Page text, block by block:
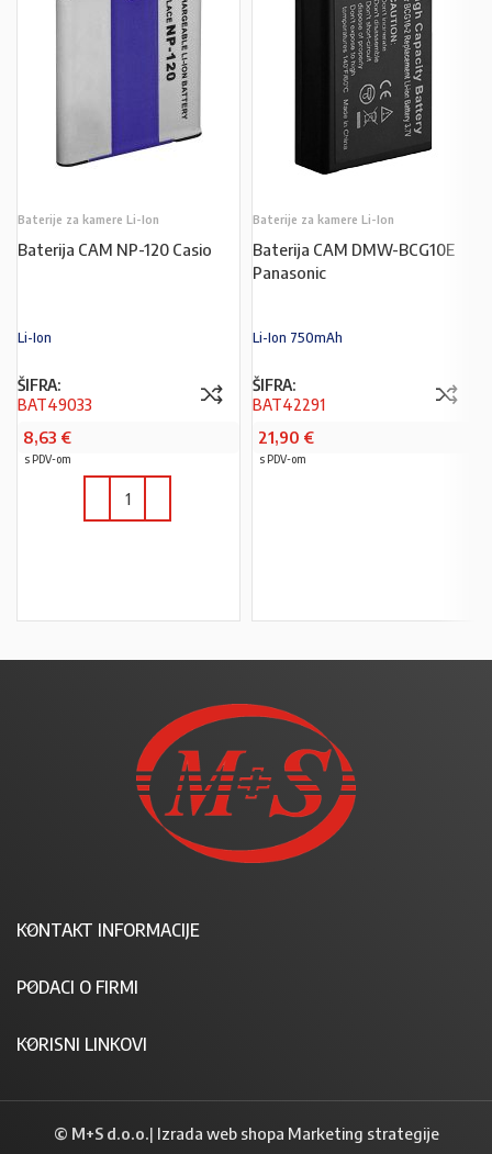
Baterije za kamere Li-Ion
Baterija CAM NP-120 Casio
Li-Ion
ŠIFRA:
BAT49033
8,63 €
s PDV-om
Baterije za kamere Li-Ion
Baterija CAM DMW-BCG10E
Panasonic
Li-Ion 750mAh
ŠIFRA:
BAT42291
21,90 €
s PDV-om
KONTAKT INFORMACIJE
PODACI O FIRMI
KORISNI LINKOVI
© M+S d.o.o.| Izrada web shopa Marketing strategije